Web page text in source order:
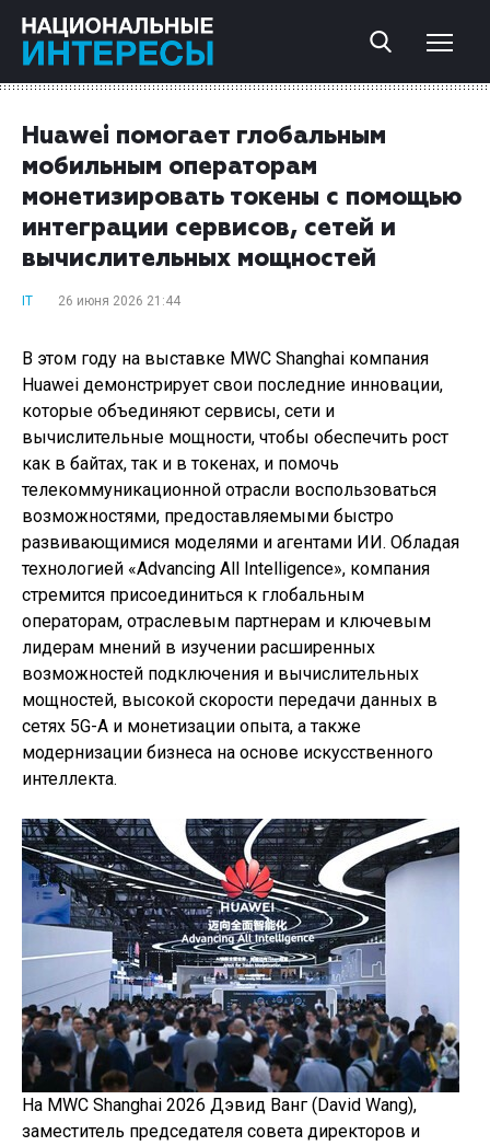
Huawei помогает глобальным
мобильным операторам
монетизировать токены с помощью
интеграции сервисов, сетей и
вычислительных мощностей
IT 26 июня 2026 21:44
В этом году на выставке MWC Shanghai компания
Huawei демонстрирует свои последние инновации,
которые объединяют сервисы, сети и
вычислительные мощности, чтобы обеспечить рост
как в байтах, так и в токенах, и помочь
телекоммуникационной отрасли воспользоваться
возможностями, предоставляемыми быстро
развивающимися моделями и агентами ИИ. Обладая
технологией «Advancing All Intelligence», компания
стремится присоединиться к глобальным
операторам, отраслевым партнерам и ключевым
лидерам мнений в изучении расширенных
возможностей подключения и вычислительных
мощностей, высокой скорости передачи данных в
сетях 5G-A и монетизации опыта, а также
модернизации бизнеса на основе искусственного
интеллекта.
На MWC Shanghai 2026 Дэвид Ванг (David Wang),
заместитель председателя совета директоров и